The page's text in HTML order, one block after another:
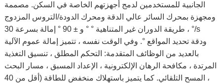
الجانبية للمستخدمين لدمج أجهزتهم الخاصة في السكن. مصممة
ومجهزة بمحرك السائر عالي الدقة ومحرك الدودة/التروس المزدوج
، طريقة الدوران غير المتناهية ° ° و ± 90 ° إمالة بسرعة 30 °/s
ودقة تحديد المواقع °. وفي الوقت نفسه ، تتميز إمالة عموم الآلية
بالعديد من الوظائف المتقدمة: التحكم المطلق ، تنسيق التغذية
المرتدة ، مكافحة الرهان الإلكترونية ، الإعداد المسبق ، مسار البحث
، المسح التلقائي. كما يتميز باستهلاك منخفض للطاقة (أقل من 40